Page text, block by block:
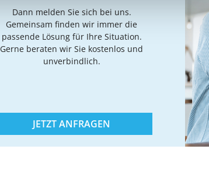
Dann melden Sie sich bei uns.
Gemeinsam finden wir immer die
passende Lösung für Ihre Situation.
Gerne beraten wir Sie kostenlos und
unverbindlich.
JETZT ANFRAGEN